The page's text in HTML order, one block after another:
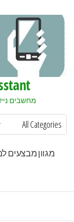
מחשבים